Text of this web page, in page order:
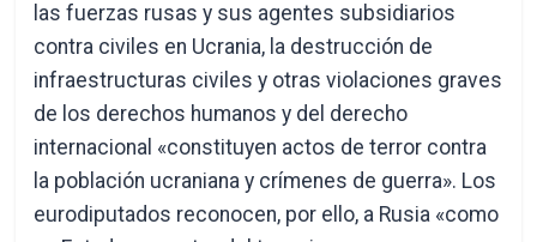
las fuerzas rusas y sus agentes subsidiarios
contra civiles en Ucrania, la destrucción de
infraestructuras civiles y otras violaciones graves
de los derechos humanos y del derecho
internacional «constituyen actos de terror contra
la población ucraniana y crímenes de guerra». Los
eurodiputados reconocen, por ello, a Rusia «como